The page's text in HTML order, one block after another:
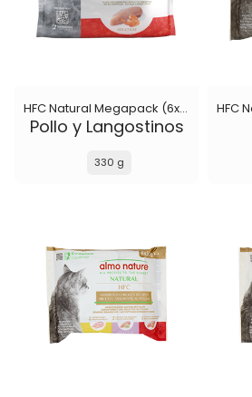
HFC Natural Megapack (6x55 g)
Pollo y Langostinos
330 g